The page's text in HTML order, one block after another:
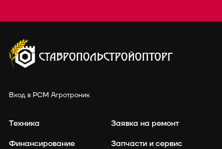
Вход в РСМ Агротроник
Техника
Финансирование
Заявка на ремонт
Запчасти и сервис